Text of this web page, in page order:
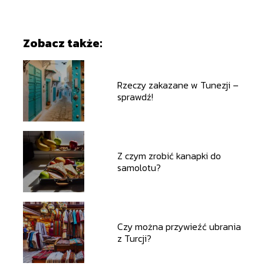
Zobacz także:
Rzeczy zakazane w Tunezji –
sprawdź!
Z czym zrobić kanapki do
samolotu?
Czy można przywieźć ubrania
z Turcji?